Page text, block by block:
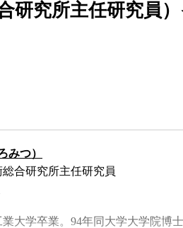
研究所主任研究員
みつ）
合研究所主任研究員
大学卒業。94年同大学大学院博